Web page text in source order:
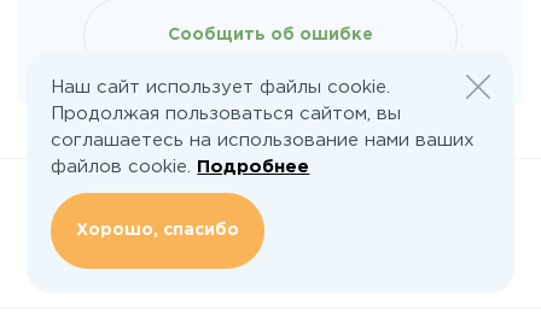
Рублево-Успенское
Симферопольское
Таракановское
Сообщить об ошибке
Следите за нами:
Наш сайт использует файлы cookie.
Продолжая пользоваться сайтом, вы
соглашаетесь на использование нами ваших
файлов cookie.
Подробнее
Хорошо, спасибо